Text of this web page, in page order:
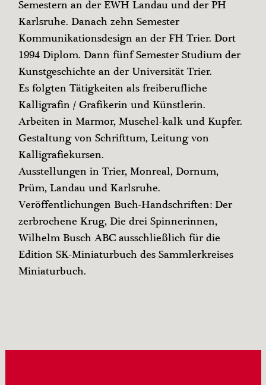
Semestern an der EWH Landau und der PH
Karlsruhe. Danach zehn Semester
Kommunikationsdesign an der FH Trier. Dort
1994 Diplom. Dann fünf Semester Studium der
Kunstgeschichte an der Universität Trier.
Es folgten Tätigkeiten als freiberufliche
Kalligrafin / Grafikerin und Künstlerin.
Arbeiten in Marmor, Muschel-kalk und Kupfer.
Gestaltung von Schrifttum, Leitung von
Kalligrafiekursen.
Ausstellungen in Trier, Monreal, Dornum,
Prüm, Landau und Karlsruhe.
Veröffentlichungen Buch-Handschriften: Der
zerbrochene Krug, Die drei Spinnerinnen,
Wilhelm Busch ABC ausschließlich für die
Edition SK-Miniaturbuch des Sammlerkreises
Miniaturbuch.